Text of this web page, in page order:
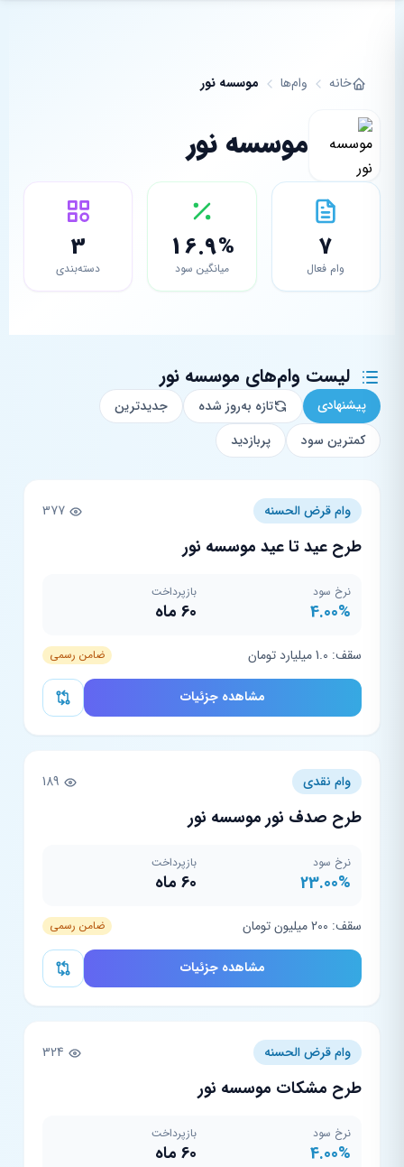
خانه وام‌ها موسسه نور
موسسه نور
7
وام فعال
16.9%
میانگین سود
3
دسته‌بندی
لیست وام‌های موسسه نور
پیشنهادی تازه به‌روز شده
جدیدترین
کمترین سود
پربازدید
وام قرض الحسنه
طرح عید تا عید موسسه نور
نرخ سود
4.00%
بازپرداخت
60 ماه
سقف: 1.0 میلیارد تومان ضامن رسمی
مشاهده جزئیات
وام نقدی
طرح صدف نور موسسه نور
نرخ سود
23.00%
بازپرداخت
60 ماه
سقف: 200 میلیون تومان ضامن رسمی
مشاهده جزئیات
وام قرض الحسنه
طرح مشکات موسسه نور
نرخ سود
4.00%
بازپرداخت
60 ماه